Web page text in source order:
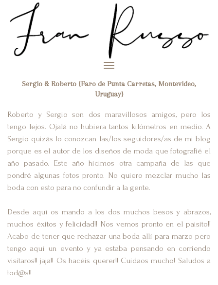
Toggle
Sergio & Roberto {Faro de Punta Carretas, Montevideo,
Uruguay}
Roberto y Sergio son dos maravillosos amigos, pero los
tengo lejos. Ojalá no hubiera tantos kilómetros en medio. A
Sergio quizás lo conozcan las/los seguidores/as de mi blog
porque es el autor de los diseños de moda que fotografié el
año pasado. Este año hicimos otra campaña de las que
pondré algunas fotos pronto. No quiero mezclar mucho las
boda con esto para no confundir a la gente.
Desde aquí os mando a los dos muchos besos y abrazos,
muchos éxitos y felicidad!! Nos vemos pronto en el paisito!!
Acabo de tener que rechazar una boda allí para marzo pero
tengo aquí un evento y ya estaba pensando en corriendo
visitaros!! jaja!! Os hacéis querer!! Cuidaos mucho! Saludos a
tod@s!!